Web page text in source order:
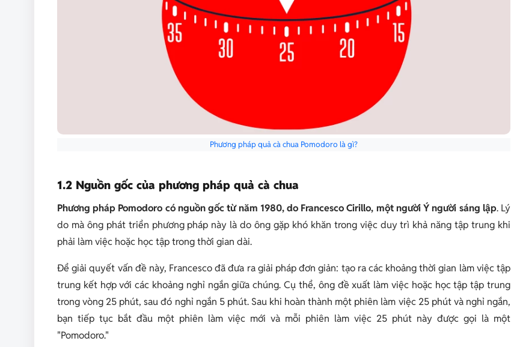
Phương pháp quả cà chua Pomodoro là gì?
1.2 Nguồn gốc của phương pháp quả cà chua
Phương pháp Pomodoro có nguồn gốc từ năm 1980, do Francesco Cirillo, một người Ý người sáng lập. Lý
do mà ông phát triển phương pháp này là do ông gặp khó khăn trong việc duy trì khả năng tập trung khi
phải làm việc hoặc học tập trong thời gian dài.
Để giải quyết vấn đề này, Francesco đã đưa ra giải pháp đơn giản: tạo ra các khoảng thời gian làm việc tập
trung kết hợp với các khoảng nghỉ ngắn giữa chúng. Cụ thể, ông đề xuất làm việc hoặc học tập tập trung
trong vòng 25 phút, sau đó nghỉ ngắn 5 phút. Sau khi hoàn thành một phiên làm việc 25 phút và nghỉ ngắn,
bạn tiếp tục bắt đầu một phiên làm việc mới và mỗi phiên làm việc 25 phút này được gọi là một
"Pomodoro."